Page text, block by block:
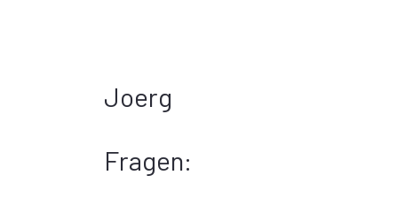
Joerg
Fragen: